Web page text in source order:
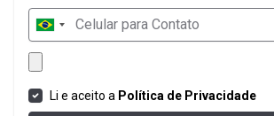
Li e aceito a Política de Privacidade